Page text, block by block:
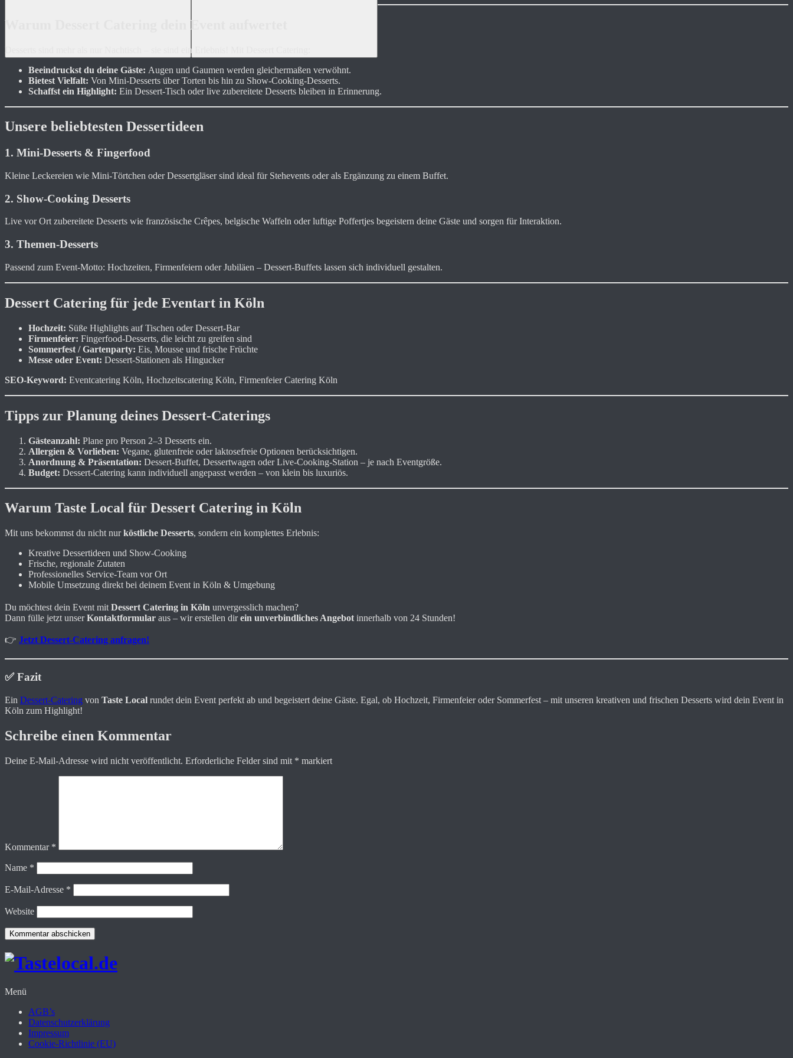
Warum Dessert Catering dein Event aufwertet
Desserts sind mehr als nur Nachtisch – sie sind ein Erlebnis! Mit Dessert Catering:
Beeindruckst du deine Gäste: Augen und Gaumen werden gleichermaßen verwöhnt.
Bietest Vielfalt: Von Mini-Desserts über Torten bis hin zu Show-Cooking-Desserts.
Schaffst ein Highlight: Ein Dessert-Tisch oder live zubereitete Desserts bleiben in Erinnerung.
Unsere beliebtesten Dessertideen
1. Mini-Desserts & Fingerfood
Kleine Leckereien wie Mini-Törtchen oder Dessertgläser sind ideal für Stehevents oder als Ergänzung zu einem Buffet.
2. Show-Cooking Desserts
Live vor Ort zubereitete Desserts wie französische Crêpes, belgische Waffeln oder luftige Poffertjes begeistern deine Gäste und sorgen für Interaktion.
3. Themen-Desserts
Passend zum Event-Motto: Hochzeiten, Firmenfeiern oder Jubiläen – Dessert-Buffets lassen sich individuell gestalten.
Dessert Catering für jede Eventart in Köln
Hochzeit: Süße Highlights auf Tischen oder Dessert-Bar
Firmenfeier: Fingerfood-Desserts, die leicht zu greifen sind
Sommerfest / Gartenparty: Eis, Mousse und frische Früchte
Messe oder Event: Dessert-Stationen als Hingucker
SEO-Keyword: Eventcatering Köln, Hochzeitscatering Köln, Firmenfeier Catering Köln
Tipps zur Planung deines Dessert-Caterings
Gästeanzahl: Plane pro Person 2–3 Desserts ein.
Allergien & Vorlieben: Vegane, glutenfreie oder laktosefreie Optionen berücksichtigen.
Anordnung & Präsentation: Dessert-Buffet, Dessertwagen oder Live-Cooking-Station – je nach Eventgröße.
Budget: Dessert-Catering kann individuell angepasst werden – von klein bis luxuriös.
Warum Taste Local für Dessert Catering in Köln
Mit uns bekommst du nicht nurköstliche Desserts, sondern ein komplettes Erlebnis:
Kreative Dessertideen und Show-Cooking
Frische, regionale Zutaten
Professionelles Service-Team vor Ort
Mobile Umsetzung direkt bei deinem Event in Köln & Umgebung
Du möchtest dein Event mit Dessert Catering in Köln unvergesslich machen?
Dann fülle jetzt unserKontaktformular aus – wir erstellen direin unverbindliches Angebot innerhalb von 24 Stunden!
👉 Jetzt Dessert-Catering anfragen!
✅Fazit
Ein Dessert-Catering von Taste Local rundet dein Event perfekt ab und begeistert deine Gäste. Egal, ob Hochzeit, Firmenfeier oder Sommerfest – mit unseren kreativen und frischen Desserts wird dein Event in
Köln zum Highlight!
Schreibe einen Kommentar
Deine E-Mail-Adresse wird nicht veröffentlicht. Erforderliche Felder sind mit * markiert
Kommentar *
Name *
E-Mail-Adresse *
Website
Menü
AGB’s
Datenschutzerklärung
Impressum
Cookie-Richtlinie (EU)